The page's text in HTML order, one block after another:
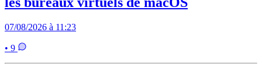
07/08/2026 à 11:23
• 9